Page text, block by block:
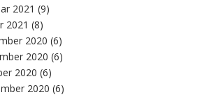
2021 (9)
2021 (8)
2020 (6)
2020 (6)
2020 (6)
2020 (6)